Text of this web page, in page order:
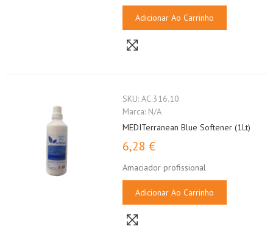
Adicionar Ao Carrinho
SKU:AC.316.10
Marca: N/A
MEDITerranean Blue Softener (1Lt)
6,28 €
Amaciador profissional
Adicionar Ao Carrinho